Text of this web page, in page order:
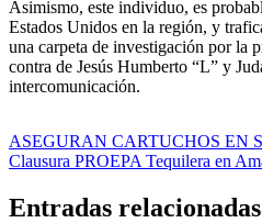
Asimismo, este individuo, es
Estados Unidos en la región, y
una carpeta de investigación por la
contra de Jesús Humberto “L” y
intercomunicación.
Navegación
de
entradas
ASEGURAN CARTUCHOS EN
Clausura PROEPA Tequilera en
Entradas relacionadas